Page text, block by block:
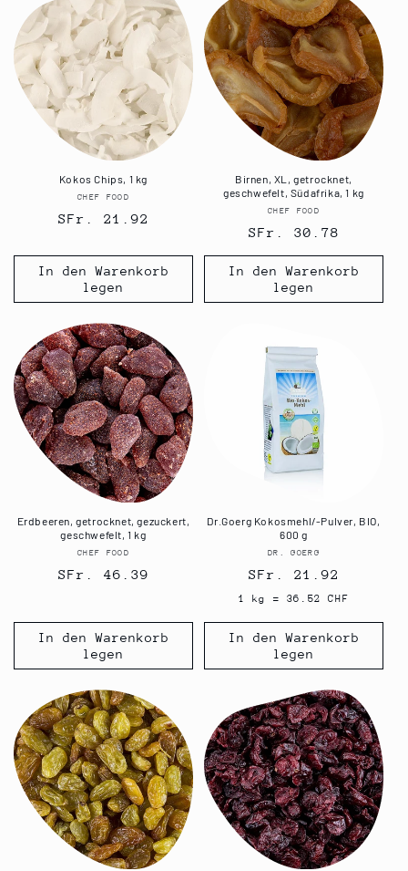
Kokos Chips, 1 kg
Anbieter:
CHEF FOOD
Normaler
SFr. 21.92
In den Warenkorb
legen
Birnen, XL, getrocknet,
geschwefelt, Südafrika, 1 kg
Anbieter:
CHEF FOOD
Normaler
Preis
SFr. 30.78
In den Warenkorb
legen
Erdbeeren, getrocknet, gezuckert,
geschwefelt, 1 kg
Anbieter:
CHEF FOOD
Normaler
SFr. 46.39
In den Warenkorb
legen
Dr.Goerg Kokosmehl/-Pulver, BIO,
600 g
Anbieter:
DR. GOERG
Normaler
Preis
SFr. 21.92
1 kg = 36.52 CHF
In den Warenkorb
legen